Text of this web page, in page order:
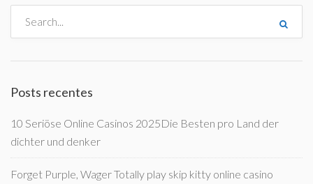
Posts recentes
10 Seriöse Online Casinos 2025Die Besten pro Land der
dichter und denker
Forget Purple, Wager Totally play skip kitty online casino